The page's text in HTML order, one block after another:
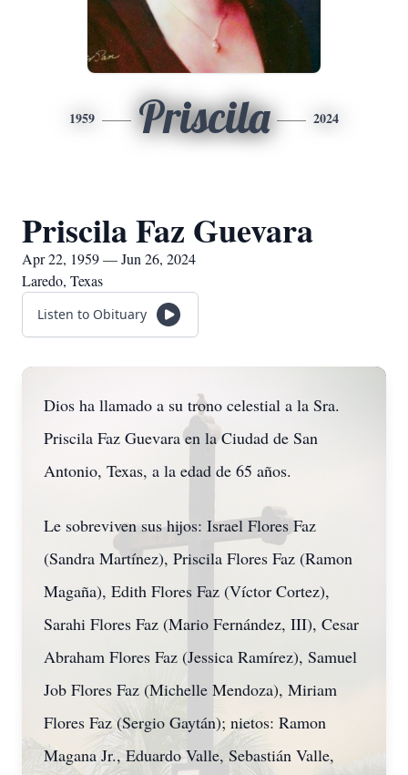
1959 Priscila 2024
Priscila Faz Guevara
Apr 22, 1959 — Jun 26, 2024
Laredo, Texas
Listen to Obituary
Dios ha llamado a su trono celestial a la Sra.
Priscila Faz Guevara en la Ciudad de San
Antonio, Texas, a la edad de 65 años.
Le sobreviven sus hijos: Israel Flores Faz
(Sandra Martínez), Priscila Flores Faz (Ramon
Magaña), Edith Flores Faz (Víctor Cortez),
Sarahi Flores Faz (Mario Fernández, III), Cesar
Abraham Flores Faz (Jessica Ramírez), Samuel
Job Flores Faz (Michelle Mendoza), Miriam
Flores Faz (Sergio Gaytán); nietos: Ramon
Magana Jr., Eduardo Valle, Sebastián Valle,